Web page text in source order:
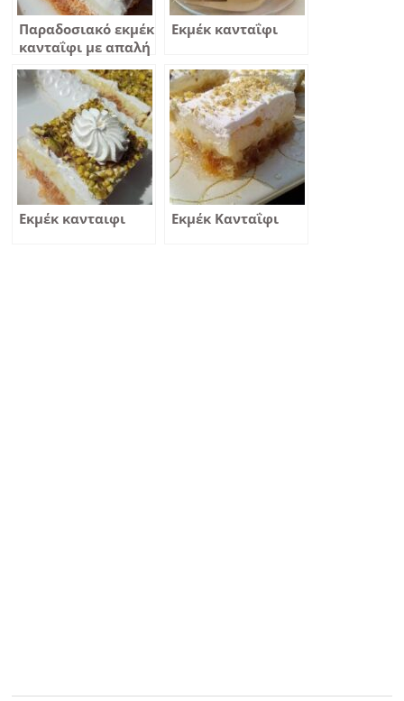
Παραδοσιακό εκμέκ
κανταΐφι με απαλή
Εκμέκ κανταΐφι
Εκμέκ κανταιφι Εκμέκ Κανταΐφι